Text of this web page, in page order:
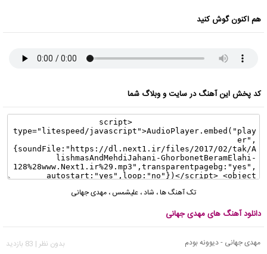
هم اکنون گوش کنید
کد پخش این آهنگ در سایت و وبلاگ شما
تک آهنگ ها، شاد، علیشمس ، مهدی جهانی
دانلود آهنگ های مهدی جهانی
مهدی جهانی - دیوونه بودم
بدون نظر | 83 بازدید